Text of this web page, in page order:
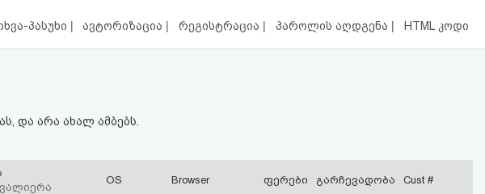
პასუხი | ავტორიზაცია | რეგისტრაცია | პაროლის აღდგენა | HTML კოდი
და არა ახალ ამბებს.
OS Browser ფერები გარჩევადობა Cust #